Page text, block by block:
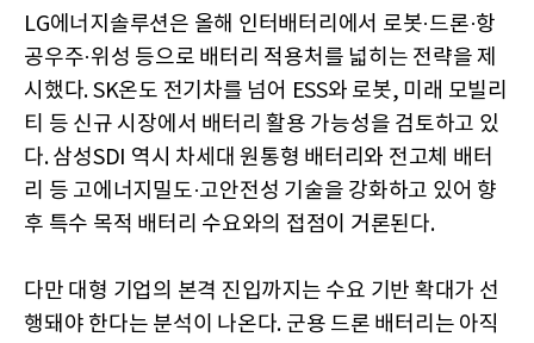
LG에너지솔루션은 올해 인터배터리에서 로봇·드론·항
공우주·위성 등으로 배터리 적용처를 넓히는 전략을 제
시했다. SK온도 전기차를 넘어 ESS와 로봇, 미래 모빌리
티 등 신규 시장에서 배터리 활용 가능성을 검토하고 있
다. 삼성SDI 역시 차세대 원통형 배터리와 전고체 배터
리 등 고에너지밀도·고안전성 기술을 강화하고 있어 향
후 특수 목적 배터리 수요와의 접점이 거론된다.
다만 대형 기업의 본격 진입까지는 수요 기반 확대가 선
행돼야 한다는 분석이 나온다. 군용 드론 배터리는 아직